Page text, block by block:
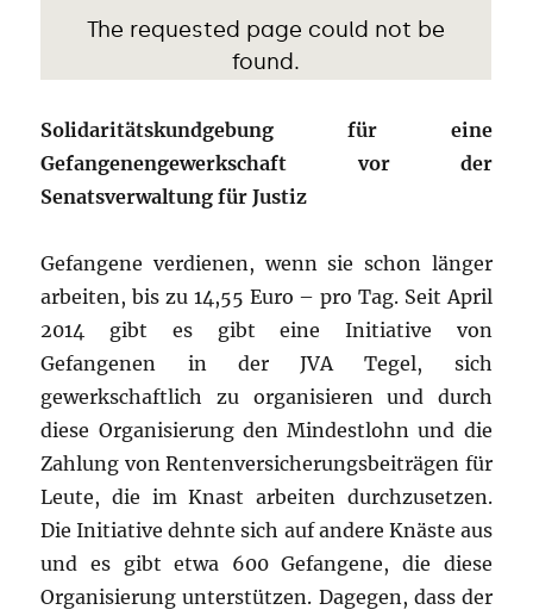
Solidaritätskundgebung für eine
Gefangenengewerkschaft vor der
Senatsverwaltung für Justiz
Gefangene verdienen, wenn sie schon länger
arbeiten, bis zu 14,55 Euro – pro Tag. Seit April
2014 gibt es gibt eine Initiative von
Gefangenen in der JVA Tegel, sich
gewerkschaftlich zu organisieren und durch
diese Organisierung den Mindestlohn und die
Zahlung von Rentenversicherungsbeiträgen für
Leute, die im Knast arbeiten durchzusetzen.
Die Initiative dehnte sich auf andere Knäste aus
und es gibt etwa 600 Gefangene, die diese
Organisierung unterstützen. Dagegen, dass der